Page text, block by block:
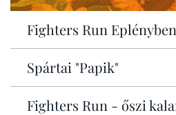
Fighters Run Eplényben
Spártai "Papik"
Fighters Run - őszi